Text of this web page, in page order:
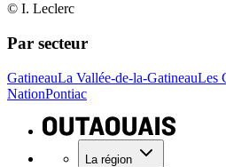
© I. Leclerc
Par secteur
GatineauLa Vallée-de-la-GatineauLes
NationPontiac
La région